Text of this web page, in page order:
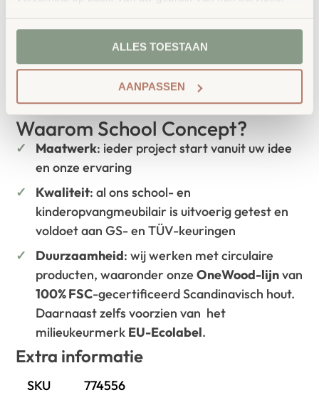
ALLES TOESTAAN
AANPASSEN
leeromgeving inspireert wanneer deze
aansluit bij de behoeften van kinderen én
Waarom School Concept?
Maatwerk: ieder project start vanuit uw idee
en onze ervaring
Kwaliteit: al ons school- en
kinderopvangmeubilair is uitvoerig getest en
voldoet aan GS- en TÜV-keuringen
Duurzaamheid: wij werken met circulaire
producten, waaronder onzeOneWood-lijnvan
100% FSC-gecertificeerd Scandinavisch hout.
Daarnaast zelfs voorzien van het
milieukeurmerk EU-Ecolabel.
Extra informatie
SKU 774556